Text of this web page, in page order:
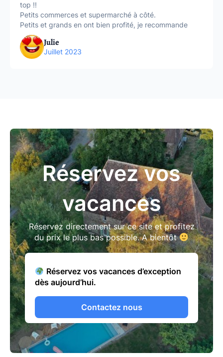
top !!
Petits commerces et supermarché à côté.
Petits et grands en ont bien profité, je recommande
Julie
Juillet 2023
Réservez vos
vacances
Réservez directement sur ce site et profitez
du prix le plus bas possible. A bientôt
Réservez vos vacances d’exception
dès aujourd’hui.
Contactez nous